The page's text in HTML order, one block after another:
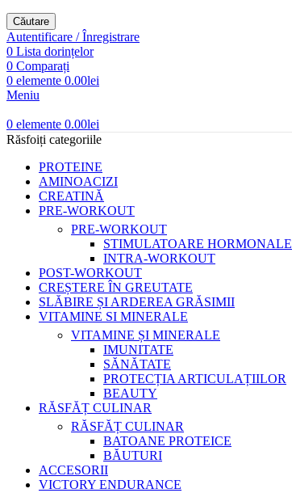
Căutare
Autentificare / Înregistrare
0 Lista dorințelor
0 Comparați
0 elemente 0.00lei
Meniu
0 elemente 0.00lei
Răsfoiți categoriile
PROTEINE
AMINOACIZI
CREATINĂ
PRE-WORKOUT
PRE-WORKOUT
STIMULATOARE HORMONALE
INTRA-WORKOUT
POST-WORKOUT
CREȘTERE ÎN GREUTATE
SLĂBIRE ȘI ARDEREA GRĂSIMII
VITAMINE SI MINERALE
VITAMINE ȘI MINERALE
IMUNITATE
SĂNĂTATE
PROTECȚIA ARTICULAȚIILOR
BEAUTY
RĂSFĂȚ CULINAR
RĂSFĂȚ CULINAR
BATOANE PROTEICE
BĂUTURI
ACCESORII
VICTORY ENDURANCE